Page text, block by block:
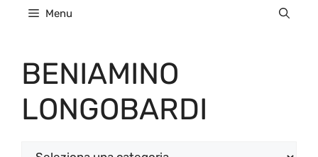
Menu
BENIAMINO
LONGOBARDI
Categorie